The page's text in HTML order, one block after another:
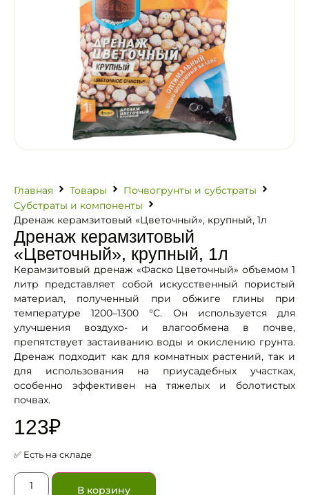
Главная Товары
Почвогрунты и субстраты
Субстраты и компоненты
Дренаж керамзитовый «Цветочный», крупный, 1л
Дренаж керамзитовый
«Цветочный», крупный, 1л
Керамзитовый дренаж «Фаско Цветочный» объемом 1
литр представляет собой искусственный пористый
материал, полученный при обжиге глины при
температуре 1200–1300 °C. Он используется для
улучшения воздухо- и влагообмена в почве,
препятствует застаиванию воды и окислению грунта.
Дренаж подходит как для комнатных растений, так и
для использования на приусадебных участках,
особенно эффективен на тяжелых и болотистых
почвах.
123₽
✅ Есть на складе
В корзину